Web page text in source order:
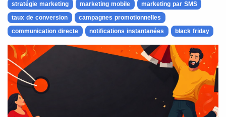
stratégie marketing
marketing mobile
marketing par SMS
taux de conversion
campagnes promotionnelles
communication directe
notifications instantanées black friday